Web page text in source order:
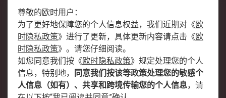
关于欧时
欧时销售条款
账户和付款
企业集团
全球办事处
关于我们
新闻中心
加入我们
尊敬的欧时用户：
为了更好地保障您的个人信息权益，我们近期对 《欧
时隐私政策》 进行了更新，具体更新内容请点击 《欧
时隐私政策》 。请您仔细阅读。
如您同意我们按 《欧时隐私政策》 规定处理您的个人
信息，特别地，
同意我们按该等政策处理您的敏感个
人信息（如有）、共享和跨境传输您的个人信息，请